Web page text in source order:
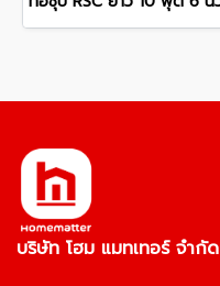
บริษัท โฮม แมทเทอร์ จำกัด